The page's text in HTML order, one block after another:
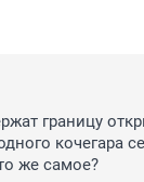
границу
кочегара
же самое?